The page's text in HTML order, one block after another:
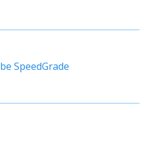
SpeedGrade